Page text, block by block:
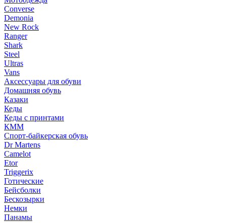
Converse
Demonia
New Rock
Ranger
Shark
Steel
Ultras
Vans
Аксессуары для обуви
Домашняя обувь
Казаки
Кеды
Кеды с принтами
КММ
Спорт-байкерская обувь
Dr Martens
Camelot
Etor
Triggerix
Готические
Бейсболки
Бескозырки
Немки
Панамы